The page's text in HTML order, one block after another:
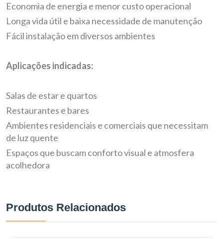
Economia de energia e menor custo operacional
Longa vida útil e baixa necessidade de manutenção
Fácil instalação em diversos ambientes
Aplicações indicadas:
Salas de estar e quartos
Restaurantes e bares
Ambientes residenciais e comerciais que necessitam
de luz quente
Espaços que buscam conforto visual e atmosfera
acolhedora
Produtos Relacionados